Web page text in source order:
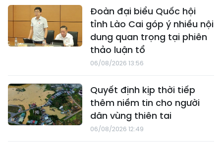
Đoàn đại biểu Quốc hội
tỉnh Lào Cai góp ý nhiều nội
dung quan trọng tại phiên
thảo luận tổ
06/08/2026 13:56
Quyết định kịp thời tiếp
thêm niềm tin cho người
dân vùng thiên tai
06/08/2026 12:49